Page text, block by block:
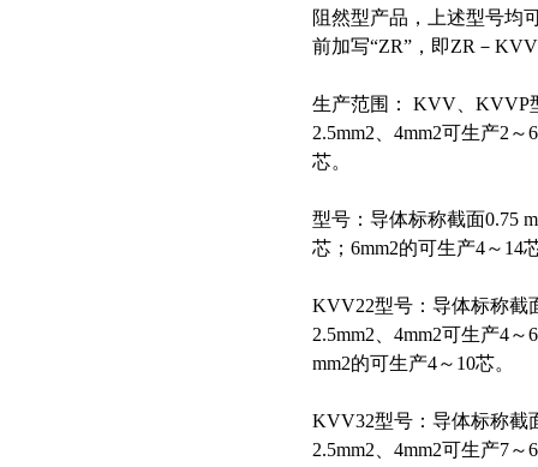
阻然型产品，上述型号均
前加写“ZR”，即ZR－
生产范围： KVV、KVVP
2.5mm2、4mm2可生产2
芯。
型号：导体标称截面0.75
芯；6mm2的可生产4～14
KVV22型号：导体标称截
2.5mm2、4mm2可生产4
mm2的可生产4～10芯。
KVV32型号：导体标称截
2.5mm2、4mm2可生产7